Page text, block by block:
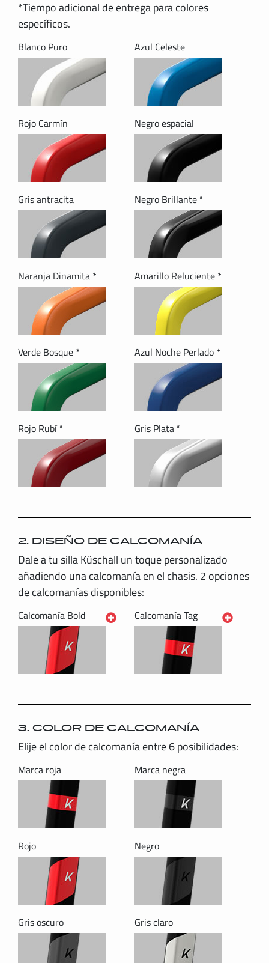
*Tiempo adicional de entrega para colores
específicos.
Blanco Puro Azul Celeste
Rojo Carmín Negro espacial
Gris antracita Negro Brillante *
Naranja Dinamita * Amarillo Reluciente *
Verde Bosque * Azul Noche Perlado *
Rojo Rubí * Gris Plata *
2. DISEÑO DE CALCOMANÍA
Dale a tu silla Küschall un toque personalizado
añadiendo una calcomanía en el chasis. 2 opciones
de calcomanías disponibles:
Calcomanía Bold Calcomanía Tag
3. COLOR DE CALCOMANÍA
Elije el color de calcomanía entre 6 posibilidades:
Marca roja Marca negra
Rojo Negro
Gris oscuro Gris claro